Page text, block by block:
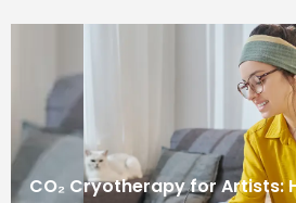
CO₂ Cryotherapy for Artists: